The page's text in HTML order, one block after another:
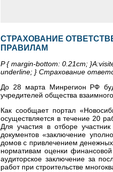
СТРАХОВАНИЕ
ПРАВИЛАМ
P { margin-bottom: 0.21cm;
underline; } Страхование
До 28 марта Минрегион РФ
учредителей общества
Как сообщает портал
осуществляется в течение 20
Для участия в отборе
документов «заключение
домов с привлечением денежных
нормативам оценки
аудиторское заключение за
работ при строительстве